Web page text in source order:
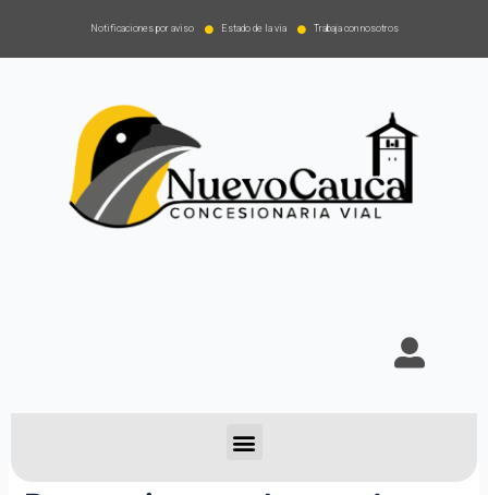
Notificaciones por aviso Estado de la via Trabaja con nosotros